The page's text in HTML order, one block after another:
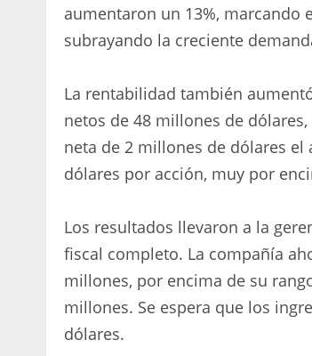
aumentaron un 13%,
subrayando la creciente
La rentabilidad también
netos de 48 millones de
neta de 2 millones de dólares el
dólares por acción, muy por
Los resultados llevaron a la
fiscal completo. La compañía
millones, por encima de su
millones. Se espera que los
dólares.